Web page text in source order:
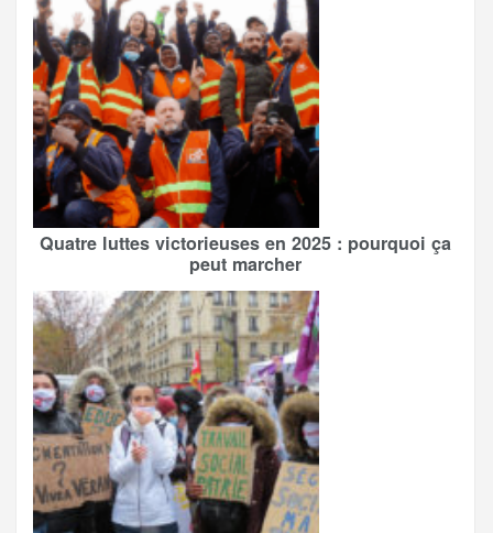
Quatre luttes victorieuses en 2025 : pourquoi ça
peut marcher